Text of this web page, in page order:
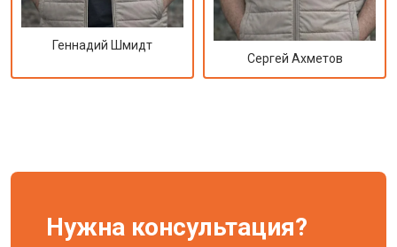
Геннадий Шмидт
Сергей Ахметов
Нужна консультация?